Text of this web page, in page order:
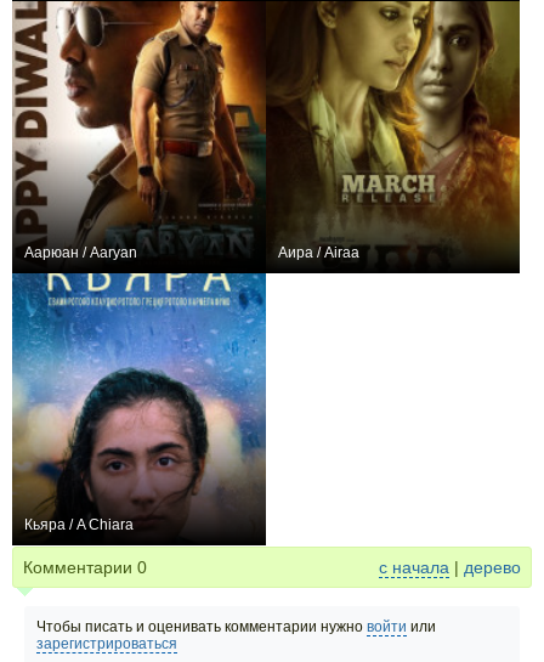
Аарюан / Aaryan Аира / Airaa
Кьяра / A Chiara
Комментарии 0 с начала | дерево
Чтобы писать и оценивать комментарии нужно войти или
зарегистрироваться